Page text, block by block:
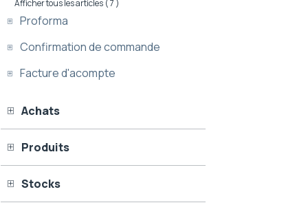
Afficher tous les articles ( 7 )
Proforma
Confirmation de commande
Facture d'acompte
Achats
Produits
Stocks